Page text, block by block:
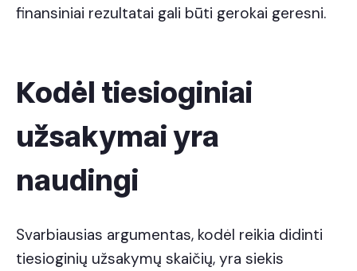
finansiniai rezultatai gali būti gerokai geresni.
Kodėl tiesioginiai
užsakymai yra
naudingi
Svarbiausias argumentas, kodėl reikia didinti
tiesioginių užsakymų skaičių, yra siekis